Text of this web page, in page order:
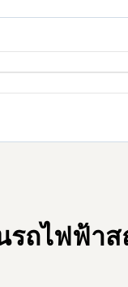
ถไฟฟ้า